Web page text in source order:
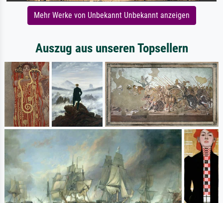
Mehr Werke von Unbekannt Unbekannt anzeigen
Auszug aus unseren Topsellern